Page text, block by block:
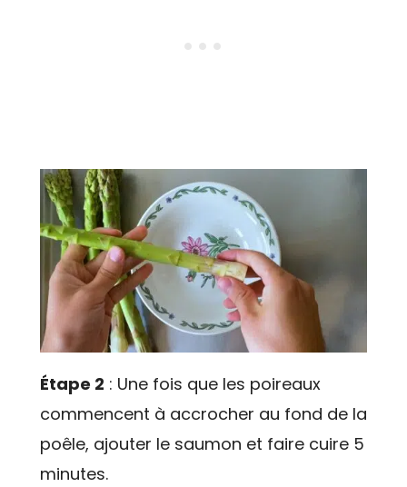
Étape 2 : Une fois que les poireaux
commencent à accrocher au fond de la
poêle, ajouter le saumon et faire cuire 5
minutes.